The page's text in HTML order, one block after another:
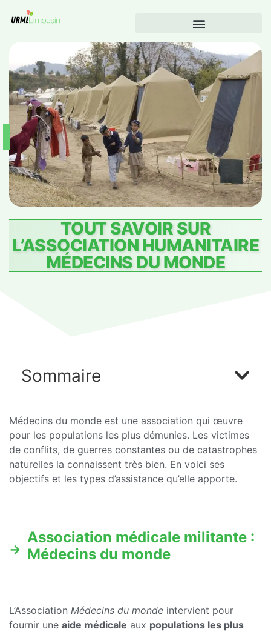
TOUT SAVOIR SUR
L’ASSOCIATION HUMANITAIRE
MÉDECINS DU MONDE
Sommaire
Médecins du monde est une association qui œuvre
pour les populations les plus démunies. Les victimes
de conflits, de guerres constantes ou de catastrophes
naturelles la connaissent très bien. En voici ses
objectifs et les types d’assistance qu’elle apporte.
Association médicale militante :
Médecins du monde
L’Association Médecins du monde intervient pour
fournir une aide médicale aux populations les plus